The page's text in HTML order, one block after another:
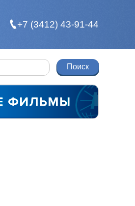
+7 (3412) 43-91-44